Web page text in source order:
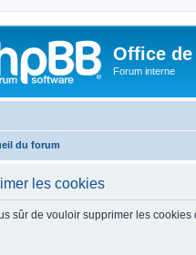
Office
Forum interne
du forum
les cookies
sûr de vouloir supprimer les cookies